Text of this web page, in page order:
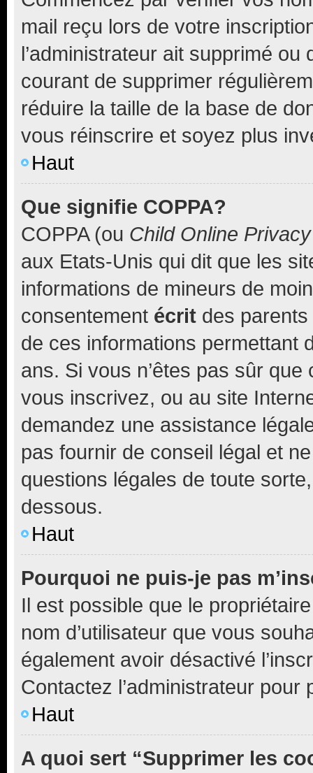
mail reçu lors de votre
l’administrateur ait supprimé
courant de supprimer
réduire la taille de la base de
vous réinscrire et soyez plus
Haut
Que signifie COPPA?
COPPA (ou Child Online
aux Etats-Unis qui dit que les
informations de mineurs de
consentement écrit des parents
de ces informations permettant
ans. Si vous n’êtes pas sûr
vous inscrivez, ou au site
demandez une assistance
pas fournir de conseil légal et
questions légales de toute
dessous.
Haut
Pourquoi ne puis-je pas
Il est possible que le
nom d’utilisateur que vous
également avoir désactivé
Contactez l’administrateur
Haut
A quoi sert “Supprimer les